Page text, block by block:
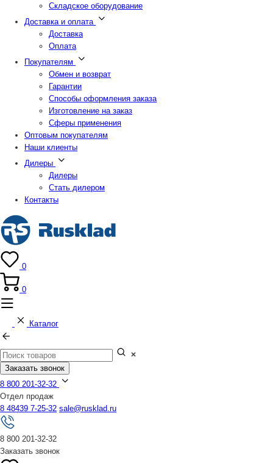
Складское оборудование
Доставка и оплата
Доставка
Оплата
Покупателям
Обмен и возврат
Гарантии
Способы оформления заказа
Изготовление на заказ
Сферы применения
Оптовым покупателям
Наши клиенты
Дилеры
Дилеры
Стать дилером
Контакты
0
0
Каталог
Заказать звонок
8 800 201-32-32
Отдел продаж
8 48439 7-25-32 sale@rusklad.ru
8 800 201-32-32
Заказать звонок